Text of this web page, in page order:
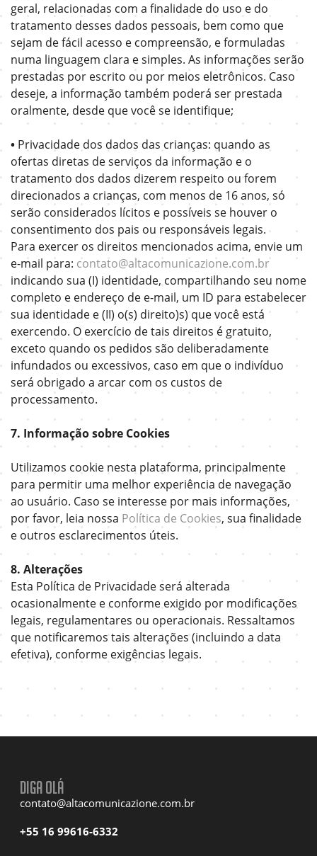
geral, relacionadas com a finalidade do uso e do
tratamento desses dados pessoais, bem como que
sejam de fácil acesso e compreensão, e formuladas
numa linguagem clara e simples. As informações serão
prestadas por escrito ou por meios eletrônicos. Caso
deseje, a informação também poderá ser prestada
oralmente, desde que você se identifique;
• Privacidade dos dados das crianças: quando as
ofertas diretas de serviços da informação e o
tratamento dos dados dizerem respeito ou forem
direcionados a crianças, com menos de 16 anos, só
serão considerados lícitos e possíveis se houver o
consentimento dos pais ou responsáveis legais.
Para exercer os direitos mencionados acima, envie um
e-mail para: contato@altacomunicazione.com.br
indicando sua (I) identidade, compartilhando seu nome
completo e endereço de e-mail, um ID para estabelecer
sua identidade e (II) o(s) direito)s) que você está
exercendo. O exercício de tais direitos é gratuito,
exceto quando os pedidos são deliberadamente
infundados ou excessivos, caso em que o indivíduo
será obrigado a arcar com os custos de
processamento.
7. Informação sobre Cookies
Utilizamos cookie nesta plataforma, principalmente
para permitir uma melhor experiência de navegação
ao usuário. Caso se interesse por mais informações,
por favor, leia nossa Política de Cookies, sua finalidade
e outros esclarecimentos úteis.
8. Alterações
Esta Política de Privacidade será alterada
ocasionalmente e conforme exigido por modificações
legais, regulamentares ou operacionais. Ressaltamos
que notificaremos tais alterações (incluindo a data
efetiva), conforme exigências legais.
Diga olá
contato@altacomunicazione.com.br
+55 16 99616-6332